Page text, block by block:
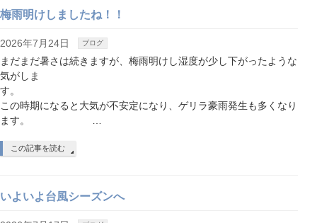
梅雨明けしましたね！！
2026年7月24日 ブログ
まだまだ暑さは続きますが、梅雨明けし湿度が少し下がったような
気がしま
す
この時期になると大気が不安定になり、ゲリラ豪雨発生も多くなり
ます。 …
この記事を読む
いよいよ台風シーズンへ